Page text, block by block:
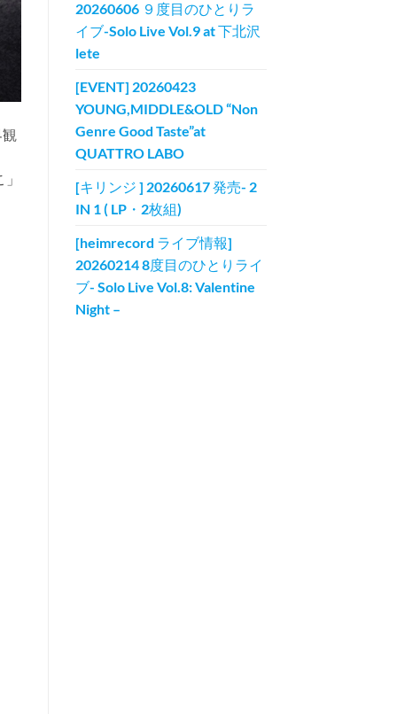
20260606 ９度目のひとりラ
イブ-Solo Live Vol.9 at 下北沢
lete
[EVENT] 20260423
YOUNG,MIDDLE&OLD “Non
Genre Good Taste”at
QUATTRO LABO
[キリンジ ] 20260617 発売- 2
IN 1 ( LP・2枚組)
[heimrecord ライブ情報]
20260214 8度目のひとりライ
ブ- Solo Live Vol.8: Valentine
Night –